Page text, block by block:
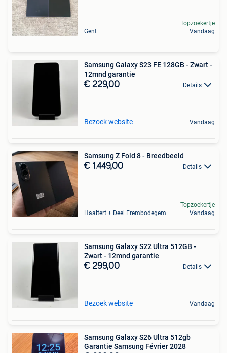
Gent
Topzoekertje
Vandaag
Samsung Galaxy S23 FE 128GB - Zwart -
12mnd garantie
€ 229,00 Details
Bezoek website Vandaag
Samsung Z Fold 8 - Breedbeeld
€ 1.449,00 Details
Haaltert + Deel Erembodegem
Topzoekertje
Vandaag
Samsung Galaxy S22 Ultra 512GB -
Zwart - 12mnd garantie
€ 299,00 Details
Bezoek website Vandaag
Samsung Galaxy S26 Ultra 512gb
Garantie Samsung Février 2028